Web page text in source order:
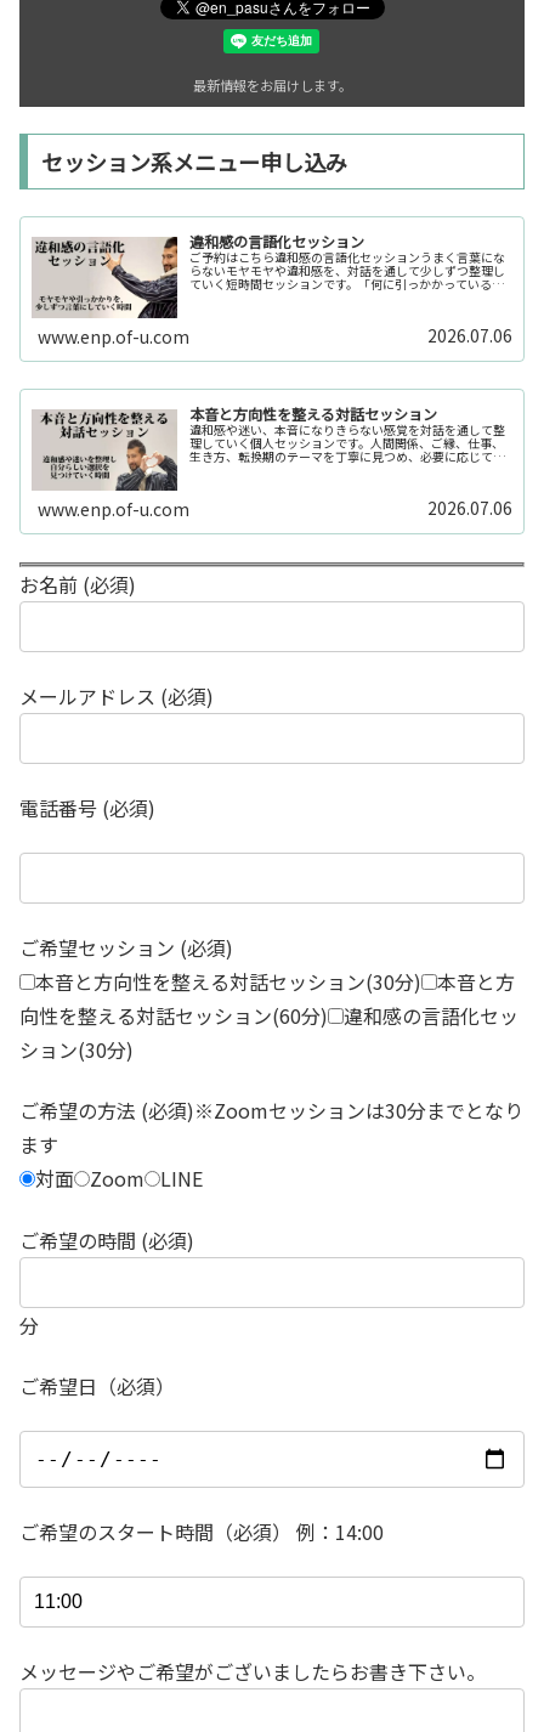
最新情報をお届けします。
セッション系メニュー申し込み
違和感の言語化セッション
ご予約はこちら違和感の言語化セッションうまく言葉にな
らないモヤモヤや違和感を、対話を通して少しずつ整理し
ていく短時間セッションです。「何に引っかかっているの
www.enp.of-u.com 2026.07.06
本音と方向性を整える対話セッション
違和感や迷い、本音になりきらない感覚を対話を通して整
理していく個人セッションです。人間関係、ご縁、仕事、
生き方、転換期のテーマを丁寧に見つめ、必要に応じてカ
www.enp.of-u.com 2026.07.06
お名前 (必須)
メールアドレス (必須)
電話番号 (必須)
ご希望セッション (必須)
本音と方向性を整える対話セッション(30分) 本音と方
向性を整える対話セッション(60分) 違和感の言語化セッ
ション(30分)
ご希望の方法 (必須)※Zoomセッションは30分までとなり
ます
対面 Zoom LINE
ご希望の時間 (必須)
分
ご希望日（必須）
ご希望のスタート時間（必須） 例：14:00
メッセージやご希望がございましたらお書き下さい。